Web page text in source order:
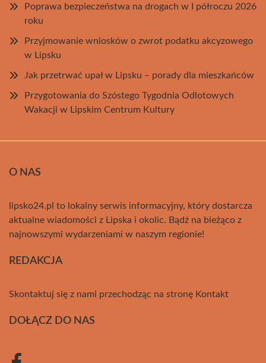
Poprawa bezpieczeństwa na drogach w I półroczu 2026
roku
Przyjmowanie wniosków o zwrot podatku akcyzowego
w Lipsku
Jak przetrwać upał w Lipsku – porady dla mieszkańców
Przygotowania do Szóstego Tygodnia Odlotowych
Wakacji w Lipskim Centrum Kultury
O NAS
lipsko24.pl to lokalny serwis informacyjny, który dostarcza
aktualne wiadomości z Lipska i okolic. Bądź na bieżąco z
najnowszymi wydarzeniami w naszym regionie!
REDAKCJA
Skontaktuj się z nami przechodząc na stronę Kontakt
DOŁĄCZ DO NAS